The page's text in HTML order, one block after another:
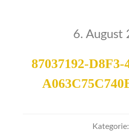
6. August
87037192-
Kategorie: